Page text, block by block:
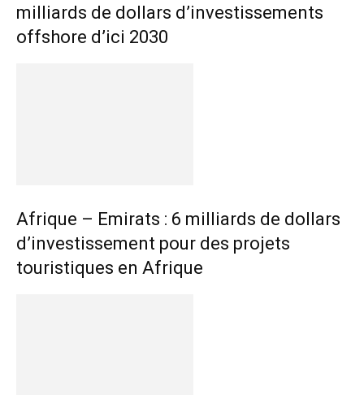
milliards de dollars d’investissements
offshore d’ici 2030
Afrique – Emirats : 6 milliards de dollars
d’investissement pour des projets
touristiques en Afrique